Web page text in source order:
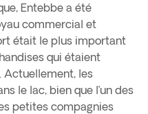
Entebbe a été
commercial et
était le plus important
qui étaient
Actuellement, les
le lac, bien que l’un des
petites compagnies